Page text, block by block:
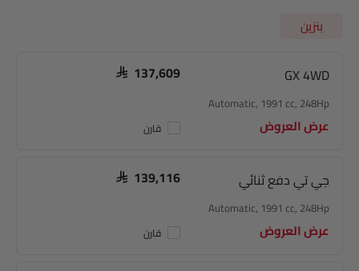
بنزين
GX 4WD
SAR 137,609
Automatic, 1991 cc, 248Hp
عرض العروض قارن
جي تي دفع ثنائي SAR 139,116
Automatic, 1991 cc, 248Hp
عرض العروض قارن